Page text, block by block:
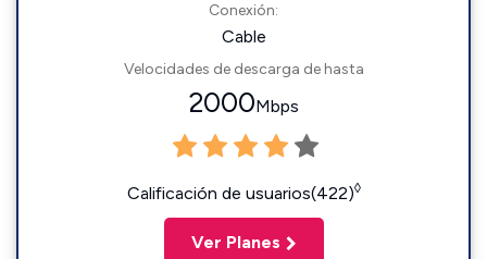
Conexión:
Cable
Velocidades de descarga de hasta
2000Mbps
Calificación de usuarios(422)◊
Ver Planes